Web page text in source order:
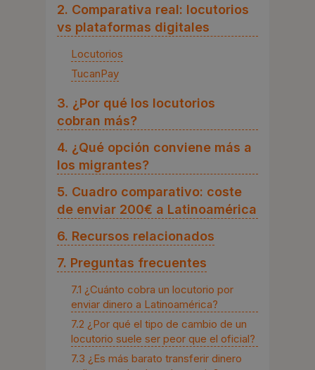
2. Comparativa real: locutorios
vs plataformas digitales
Locutorios
TucanPay
3. ¿Por qué los locutorios
cobran más?
4. ¿Qué opción conviene más a
los migrantes?
5. Cuadro comparativo: coste
de enviar 200€ a Latinoamérica
6. Recursos relacionados
7. Preguntas frecuentes
7.1 ¿Cuánto cobra un locutorio por
enviar dinero a Latinoamérica?
7.2 ¿Por qué el tipo de cambio de un
locutorio suele ser peor que el oficial?
7.3 ¿Es más barato transferir dinero